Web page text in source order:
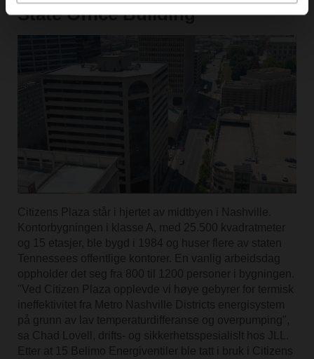
State Office Building
Citizens Plaza står i hjertet av midtbyen i Nashville.
Kontorbygningen i klasse A, med 25.500 kvadratmeter
og 15 etasjer, ble bygd i 1984 og huser flere av staten
Tennessees offentlige kontorer. En vanlig arbeidsdag
oppholder det seg fra 800 til 1200 personer i bygningen.
"Ved Citizen Plaza opplevde vi høye gebyrer for termisk
ineffektivitet fra Metro Nashville Districts energisystem
på grunn av lav temperaturdifferanse og overpumping",
sa Chad Lovell, drifts- og sikkerhetsspesialislt hos JLL.
Etter at 15 Belimo Energiventiler ble tatt i bruk i Citizens